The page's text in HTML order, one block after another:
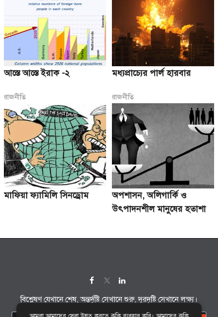
আস্তে আস্তে ইরাক -২ মধ্যপ্রাচ্যের পার্ল হারবার
রাজনীতি
মাফিয়া ফ্যামিলি সিনড্রোম
রাজনীতি
অপশাসন, অলিগার্কি ও
উৎপাদনশীল মানুষের হতাশা
বিশ্লেষণ যেখানে শেষ, অন্তর্দৃষ্টি সেখানে শুরু, দূরদৃষ্টি সেখানে লক্ষ্য।